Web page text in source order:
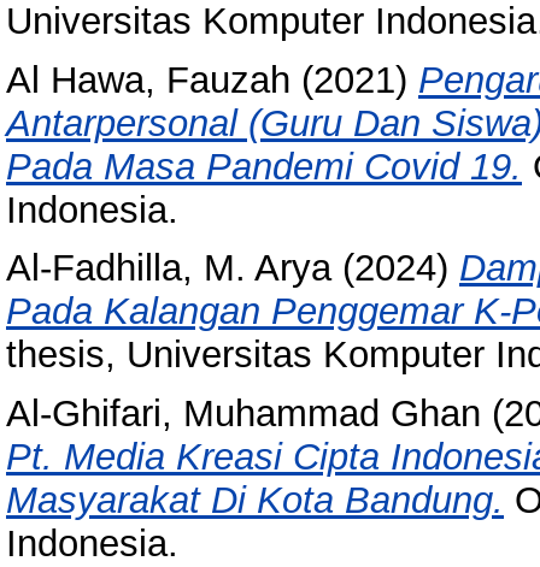
Universitas Komputer
Al Hawa, Fauzah (2021)
Antarpersonal (Guru Dan
Pada Masa Pandemi Covid 19.
Indonesia.
Al-Fadhilla, M. Arya(2024)
Pada Kalangan Penggemar K-
thesis, Universitas Komputer
Al-Ghifari, Muhammad Ghan
Pt. Media Kreasi Cipta
Masyarakat Di Kota Bandung.
Indonesia.